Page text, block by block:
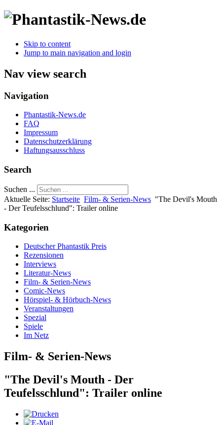
Skip to content
Jump to main navigation and login
Nav view search
Navigation
Phantastik-News.de
FAQ
Impressum
Datenschutzerklärung
Haftungsausschluss
Search
Suchen ...
Aktuelle Seite: Startseite Film- & Serien-News "The Devil's Mouth
- Der Teufelsschlund": Trailer online
Kategorien
Deutscher Phantastik Preis
Rezensionen
Interviews
Literatur-News
Film- & Serien-News
Comic-News
Hörspiel- & Hörbuch-News
Veranstaltungen
Spezial
Spiele
Im Netz
Film- & Serien-News
"The Devil's Mouth - Der
Teufelsschlund": Trailer online